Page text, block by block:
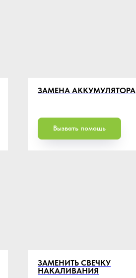
ЗАМЕНА АККУМУЛЯТОРА
Вызвать помощь
ЗАМЕНИТЬ СВЕЧКУ
НАКАЛИВАНИЯ